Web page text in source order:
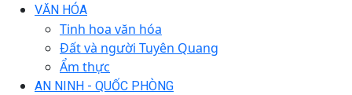
VĂN HÓA
Tinh hoa văn hóa
Đất và người Tuyên Quang
Ẩm thực
AN NINH - QUỐC PHÒNG